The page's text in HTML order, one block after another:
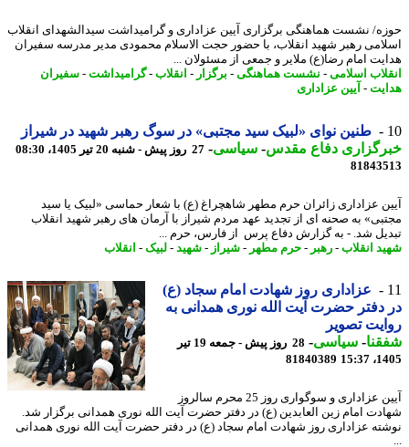
نشست هماهنگی برگزاری آیین عزاداری و گرامیداشت سیدالشهدای انقلاب
رهبر شهید انقلاب، با حضور حجت الاسلام محمودی مدیر مدرسه سفیران
امام رضا(ع) ملایر و جمعی از مسئولان ...
اسلامی-نشست هماهنگی-برگزار - انقلاب-گرامیداشت -سفیران
-آیین عزاداری
طنین نوای «لبیک سید مجتبی» در سوگ رهبر شهید در شیراز
دفاع مقدس-سیاسی-27 روز پیش - شنبه 20 تیر 1405، 08:30
عزاداری زائران حرم مطهر شاهچراغ (ع) با شعار حماسی «لبیک یا سید
به صحنه ای از تجدید عهد مردم شیراز با آرمان های رهبر شهید انقلاب
شد. - به گزارش دفاع پرس از فارس، حرم ...
انقلاب-رهبر -حرم مطهر-شیراز- شهید-لبیک -انقلاب
عزاداری روز شهادت امام سجاد (ع)
دفتر حضرت آیت الله نوری همدانی به
تصویر
-سیاسی-
28 روز پیش - جمعه 19 تیر
81840389
آیین عزاداری و سوگواری روز 25 محرم سالروز
امام زین العابدین (ع) در دفتر حضرت آیت الله نوری همدانی برگزار شد.
عزاداری روز شهادت امام سجاد (ع) در دفتر حضرت آیت الله نوری همدانی